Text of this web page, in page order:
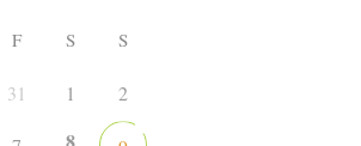
F S S
31 1 2